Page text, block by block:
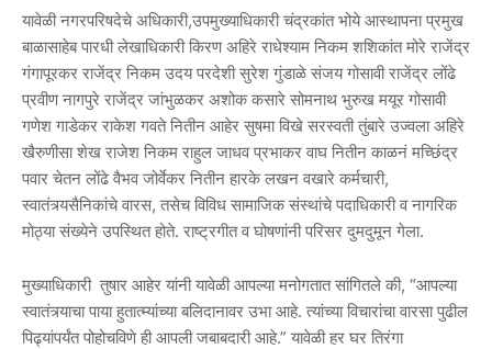
यावेळी नगरपरिषदेचे अधिकारी,उपमुख्याधिकारी चंद्रकांत भोये आस्थापना प्रमुख
बाळासाहेब पारधी लेखाधिकारी किरण अहिरे राधेश्याम निकम शशिकांत मोरे राजेंद्र
गंगापूरकर राजेंद्र निकम उदय परदेशी सुरेश गुंडाळे संजय गोसावी राजेंद्र लोंढे
प्रवीण नागपुरे राजेंद्र जांभुळकर अशोक कसारे सोमनाथ भुरुख मयूर गोसावी
गणेश गाडेकर राकेश गवते नितीन आहेर सुषमा विखे सरस्वती तुंबारे उज्वला अहिरे
खैरुणीसा शेख राजेश निकम राहुल जाधव प्रभाकर वाघ नितीन काळनं मच्छिंद्र
पवार चेतन लोंढे वैभव जोर्वेकर नितीन हारके लखन वखारे कर्मचारी,
स्वातंत्र्यसैनिकांचे वारस, तसेच विविध सामाजिक संस्थांचे पदाधिकारी व नागरिक
मोठ्या संख्येने उपस्थित होते. राष्ट्रगीत व घोषणांनी परिसर दुमदुमून गेला.
मुख्याधिकारी तुषार आहेर यांनी यावेळी आपल्या मनोगतात सांगितले की, “आपल्या
स्वातंत्र्याचा पाया हुतात्म्यांच्या बलिदानावर उभा आहे. त्यांच्या विचारांचा वारसा पुढील
पिढ्यांपर्यंत पोहोचविणे ही आपली जबाबदारी आहे.” यावेळी हर घर तिरंगा